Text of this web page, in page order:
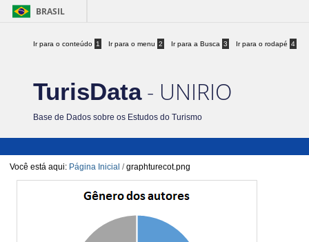
BRASIL
Ir para o conteúdo 1 Ir para o menu 2 Ir para a Busca 3 Ir para o rodapé 4
TurisData- UNIRIO
Base de Dados sobre os Estudos do Turismo
Você está aqui: Página Inicial /graphturecot.png